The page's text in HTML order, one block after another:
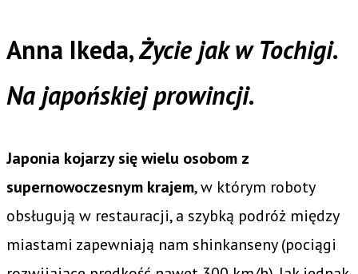
Anna Ikeda,Życie jak w Tochigi.
Na japońskiej prowincji.
Japonia kojarzy się wielu osobom z
supernowoczesnym krajem, w którym roboty
obsługują w restauracji, a szybką podróż między
miastami zapewniają nam shinkanseny (pociągi